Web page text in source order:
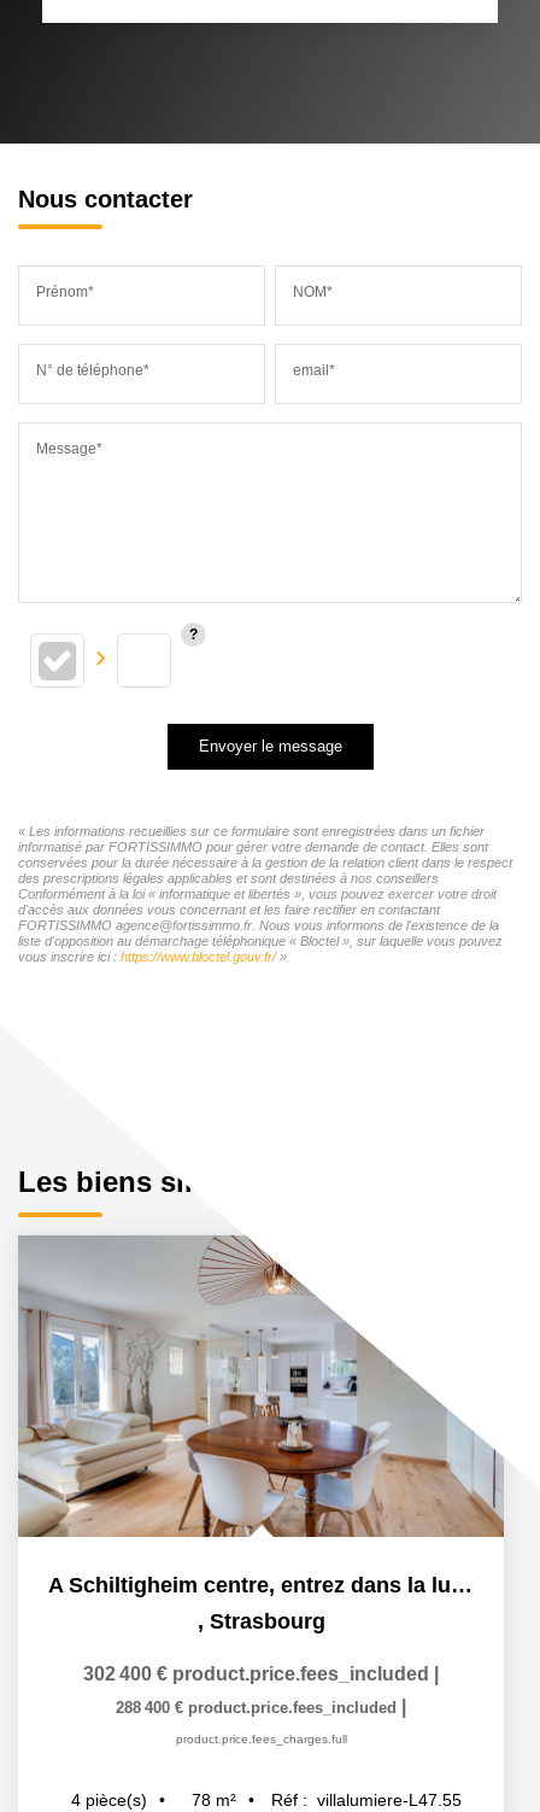
Nous contacter
Prénom* NOM*
N° de téléphone* email*
Message*
Envoyer le message
« Les informations recueillies sur ce formulaire sont enregistrées dans un fichier
informatisé par FORTISSIMMO pour gérer votre demande de contact. Elles sont
conservées pour la durée nécessaire à la gestion de la relation client dans le respect
des prescriptions légales applicables et sont destinées à nos conseillers
Conformément à la loi « informatique et libertés », vous pouvez exercer votre droit
d'accès aux données vous concernant et les faire rectifier en contactant
FORTISSIMMO agence@fortissimmo.fr. Nous vous informons de l'existence de la
liste d'opposition au démarchage téléphonique « Bloctel », sur laquelle vous pouvez
vous inscrire ici : https://www.bloctel.gouv.fr/»
Les biens similaires
A Schiltigheim centre, entrez dans la lumière !
, Strasbourg
302 400 € product.price.fees_included
288 400 € product.price.fees_included
product.price.fees_charges.full
4 pièce(s) 78 m² Réf : villalumiere-L47.55